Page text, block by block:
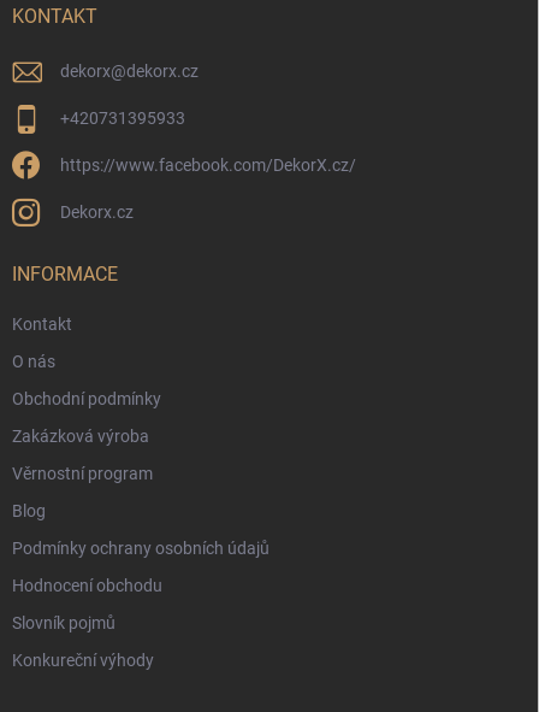
KONTAKT
dekorx@dekorx.cz
+420731395933
https://www.facebook.com/DekorX.cz/
Dekorx.cz
INFORMACE
Kontakt
O nás
Obchodní podmínky
Zakázková výroba
Věrnostní program
Blog
Podmínky ochrany osobních údajů
Hodnocení obchodu
Slovník pojmů
Konkureční výhody